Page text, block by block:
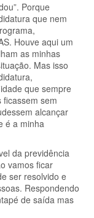
Porque
que nem
Houve aqui um
as minhas
Mas isso
que sempre
sem
alcançar
é a minha
da previdência
vamos ficar
ser resolvido e
Respondendo
de saída mas